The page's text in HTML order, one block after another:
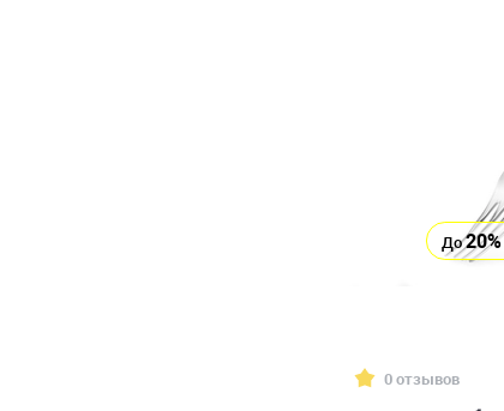
До20%
0 отзывов